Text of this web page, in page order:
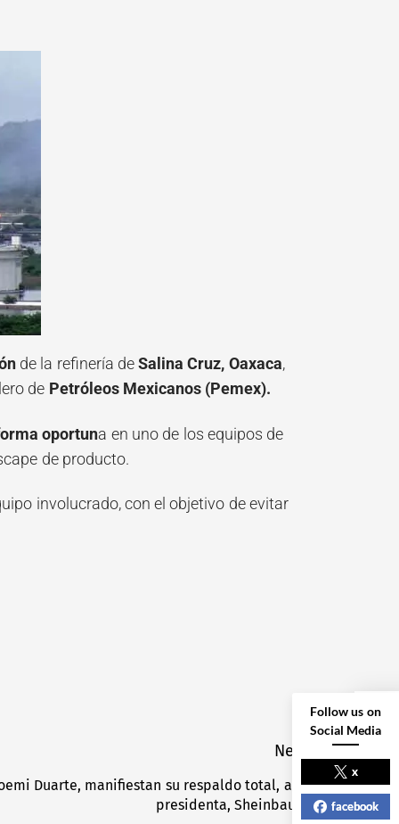
de la refinería deSalina Cruz, Oaxaca,
de Petróleos Mexicanos (Pemex).
oportuna en uno de los equipos de
de producto.
involucrado, con el objetivo de evitar
Next
Next
post:
Duarte, manifiestan su respaldo total, a la
presidenta, Sheinbaum
NEXT POST
Follow us on
Social Media
x
facebook